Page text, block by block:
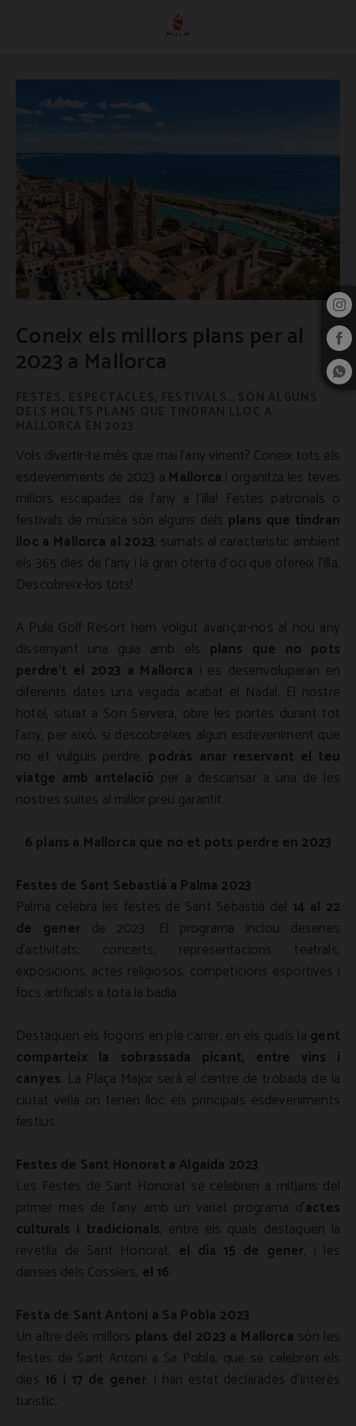
Coneix els millors plans per al
2023 a Mallorca
Vols divertir-te més que mai l'any vinent? Coneix tots els
esdeveniments de 2023 a Mallorca i organitza les teves
millors escapades de l'any a l'illa! Festes patronals o
festivals de música són alguns dels plans que tindran
lloc a Mallorca al 2023, sumats al característic ambient
els 365 dies de l'any i la gran oferta d'oci que ofereix l'illa.
Descobreix-los tots!
A Pula Golf Resort hem volgut avançar-nos al nou any
dissenyant una guia amb els plans que no pots
perdre't el 2023 a Mallorca i es desenvoluparan en
diferents dates una vegada acabat el Nadal. El nostre
hotel, situat a Son Servera, obre les portes durant tot
l'any, per això, si descobreixes algun esdeveniment que
no et vulguis perdre, podràs anar reservant el teu
viatge amb antelació per a descansar a una de les
nostres suites al millor preu garantit.
6 plans a Mallorca que no et pots perdre en 2023
Festes de Sant Sebastià a Palma 2023
Palma celebra les festes de Sant Sebastià del 14 al 22
de gener de 2023. El programa inclou desenes
d'activitats: concerts, representacions teatrals,
exposicions, actes religiosos, competicions esportives i
focs artificials a tota la badia.
Destaquen els fogons en ple carrer, en els quals la gent
comparteix la sobrassada picant, entre vins i
canyes . La Plaça Major serà el centre de trobada de la
ciutat vella on tenen lloc els principals esdeveniments
festius.
Festes de Sant Honorat a Algaida 2023
Les Festes de Sant Honorat se celebren a mitjans del
primer mes de l'any amb un variat programa d'actes
culturals i tradicionals, entre els quals destaquen la
revetlla de Sant Honorat, el dia 15 de gener, i les
danses dels Cossiers, el 16
Festa de Sant Antoni a Sa Pobla 2023
Un altre dels millors plans del 2023 a Mallorca són les
festes de Sant Antoni a Sa Pobla, que se celebren els
dies 16 i 17 de gener, i han estat declarades d'interès
turístic.